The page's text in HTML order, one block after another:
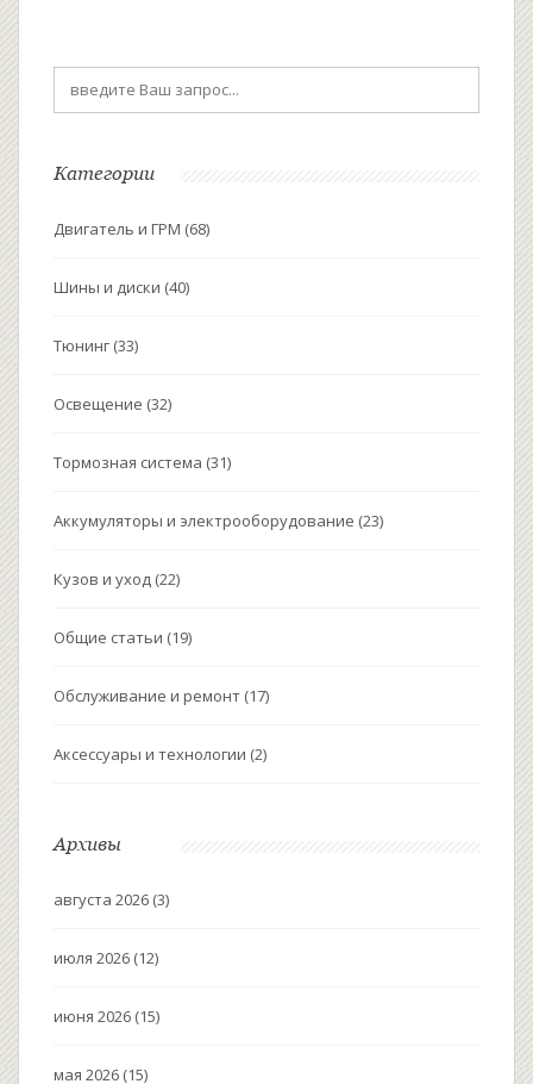
действительно необходима и почему.
Категории
Двигатель и ГРМ (68)
Шины и диски (40)
Тюнинг (33)
Освещение (32)
Тормозная система (31)
Аккумуляторы и электрооборудование (23)
Кузов и уход (22)
Общие статьи (19)
Обслуживание и ремонт (17)
Аксессуары и технологии (2)
Архивы
августа 2026 (3)
июля 2026 (12)
июня 2026 (15)
мая 2026 (15)